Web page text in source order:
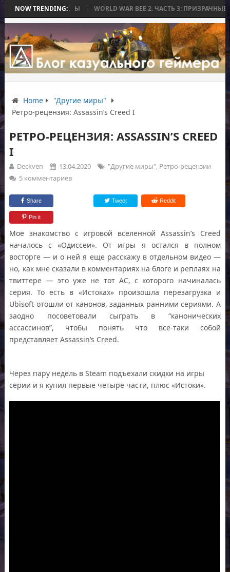
NOW TRENDING:
БЕЗ БИТВЫ WORLD WAR BEE 2. ЧАСТЬ 3: ПРИЗРАЧНЫЕ
Home
"Другие миры"
Ретро-рецензия: Assassin’s Creed I
РЕТРО-РЕЦЕНЗИЯ: ASSASSIN’S CREED
I
Deckven 13.04.2020 "Другие миры" Ретро-рецензии
5 комментариев
Share Tweet Reddit
Pin it
Мое знакомство с игровой вселенной Assassin’s Creed
началось с «Одиссеи». От игры я остался в полном
восторге — и о ней я еще расскажу в отдельном видео —
но, как мне сказали в комментариях на блоге и реплаях на
твиттере — это уже не тот АС, с которого начиналась
серия. То есть в «Истоках» произошла перезагрузка и
Ubisoft отошли от канонов, заданных ранними сериями. А
заодно посоветовали сыграть в “канонических
ассассинов”, чтобы понять что все-таки собой
представляет Assassin’s Creed.
Через пару недель в Steam подъехали скидки на игры
серии и я купил первые четыре части, плюс «Истоки».